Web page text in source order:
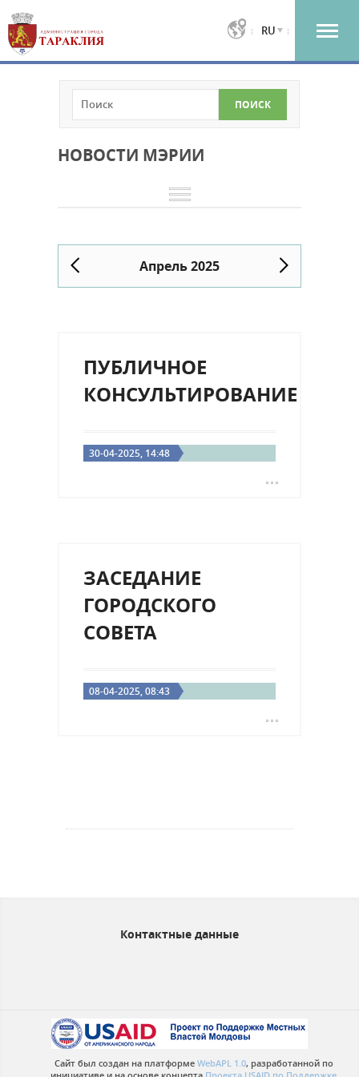
RU
НОВОСТИ МЭРИИ
Апрель 2025
ПУБЛИЧНОЕ
КОНСУЛЬТИРОВАНИЕ
30-04-2025, 14:48
ЗАСЕДАНИЕ
ГОРОДСКОГО
СОВЕТА
08-04-2025, 08:43
Контактные данные
Сайт был создан на платформе WebAPL 1.0, разработанной по